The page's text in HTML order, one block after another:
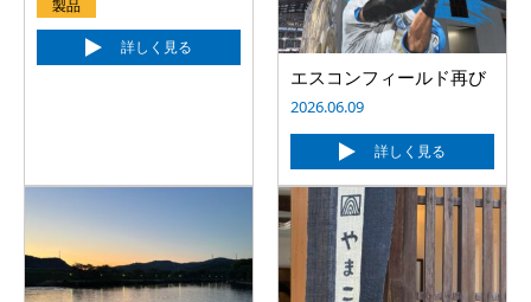
製品
詳しく見る
エスコンフィールド再び
2026.06.09
詳しく見る